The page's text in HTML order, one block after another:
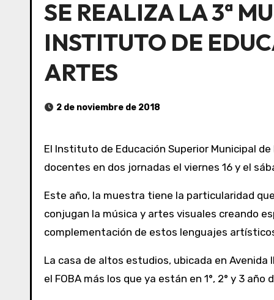
SE REALIZA LA 3ª
INSTITUTO DE
ARTES
2 de noviembre de 2018
El Instituto de Educación Superior Municipal de Bellas Artes de San Clemente (IESMBA) cierra el año con una muestra interdisciplinaria de alumnos y
docentes en dos jornadas el viernes 16 y el
Este año, la muestra tiene la particularidad
conjugan la música y artes visuales creando
complementación de estos lenguajes
La casa de altos estudios, ubicada en Avenida
el FOBA más los que ya están en 1°, 2° y 3